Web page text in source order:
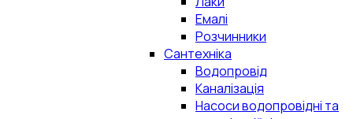
Емалі
Розчинники
Сантехніка
Водопровід
Каналізація
Насоси водопровідні та